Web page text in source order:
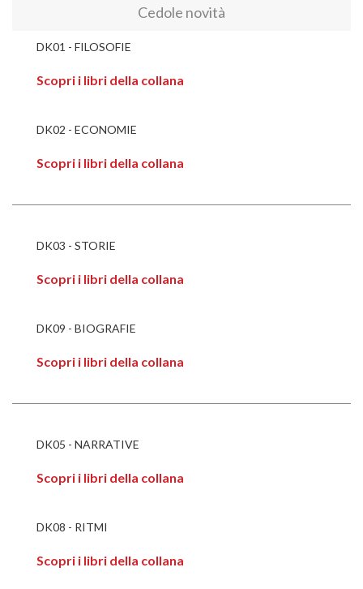
Cedole novità
DK01 - FILOSOFIE
Scopri i libri della collana
DK02 - ECONOMIE
Scopri i libri della collana
DK03 - STORIE
Scopri i libri della collana
DK09 - BIOGRAFIE
Scopri i libri della collana
DK05 - NARRATIVE
Scopri i libri della collana
DK08 - RITMI
Scopri i libri della collana